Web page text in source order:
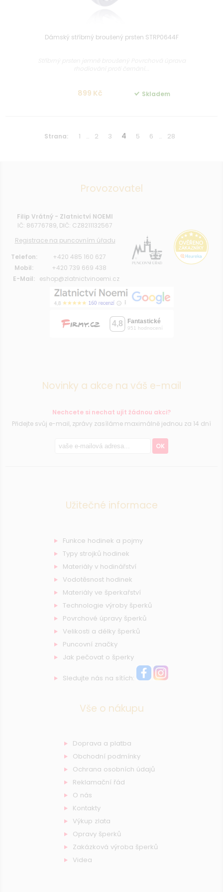
Dámský stříbrný broušený prsten STRP0644F
899 Kč Skladem
Strana: 1 … 2 3 4 5 6 … 28
Provozovatel
Filip Vrátný - Zlatnictví NOEMI
IČ: 86776789, DIČ: CZ8211132567
Registrace na puncovním úřadu
Telefon:
+420 485 160 627
Mobil:
+420 739 669 438
E-Mail:
eshop@zlatnictvinoemi.cz
Novinky a akce na váš e-mail
Nechcete si nechat ujít žádnou akci?
Přidejte svůj e-mail, zprávy zasíláme maximálně jednou za 14 dní
OK
Užitečné informace
Funkce hodinek a pojmy
Typy strojků hodinek
Materiály v hodinářství
Vodotěsnost hodinek
Materiály ve šperkařství
Technologie výroby šperků
Povrchové úpravy šperků
Velikosti a délky šperků
Puncovní značky
Jak pečovat o šperky
Sledujte nás na sítích:
Vše o nákupu
Doprava a platba
Obchodní podmínky
Ochrana osobních údajů
Reklamační řád
O nás
Kontakty
Výkup zlata
Opravy šperků
Zakázková výroba šperků
Videa